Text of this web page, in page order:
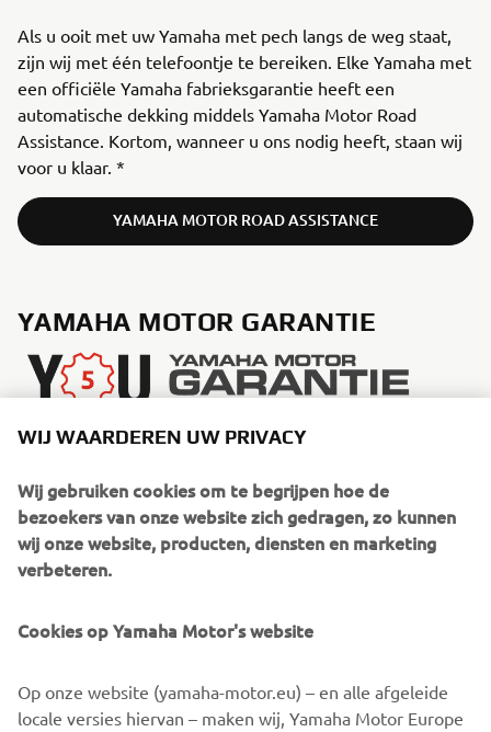
Als u ooit met uw Yamaha met pech langs de weg staat,
zijn wij met één telefoontje te bereiken. Elke Yamaha met
een officiële Yamaha fabrieksgarantie heeft een
automatische dekking middels Yamaha Motor Road
Assistance. Kortom, wanneer u ons nodig heeft, staan wij
voor u klaar. *
YAMAHA MOTOR ROAD ASSISTANCE
YAMAHA MOTOR GARANTIE
voorzien van een aanvullende verlengde garantie van 24
maanden. Hiermee kan je dus 3 + 2= 5 jaar onbezorgd
gebruikmaken van jouw Yamaha.
WIJ WAARDEREN UW PRIVACY
Wij gebruiken cookies om te begrijpen hoe de
bezoekers van onze website zich gedragen, zo kunnen
wij onze website, producten, diensten en marketing
verbeteren.
Cookies op Yamaha Motor's website
Op onze website (yamaha-motor.eu) – en alle afgeleide
locale versies hiervan – maken wij, Yamaha Motor Europe